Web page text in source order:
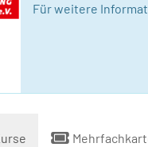
Für weitere